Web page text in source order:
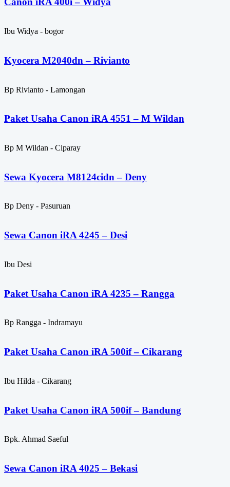
Ibu Widya - bogor
Kyocera M2040dn – Rivianto
Bp Rivianto - Lamongan
Paket Usaha Canon iRA 4551 – M Wildan
Bp M Wildan - Ciparay
Sewa Kyocera M8124cidn – Deny
Bp Deny - Pasuruan
Sewa Canon iRA 4245 – Desi
Ibu Desi
Paket Usaha Canon iRA 4235 – Rangga
Bp Rangga - Indramayu
Paket Usaha Canon iRA 500if – Cikarang
Ibu Hilda - Cikarang
Paket Usaha Canon iRA 500if – Bandung
Bpk. Ahmad Saeful
Sewa Canon iRA 4025 – Bekasi